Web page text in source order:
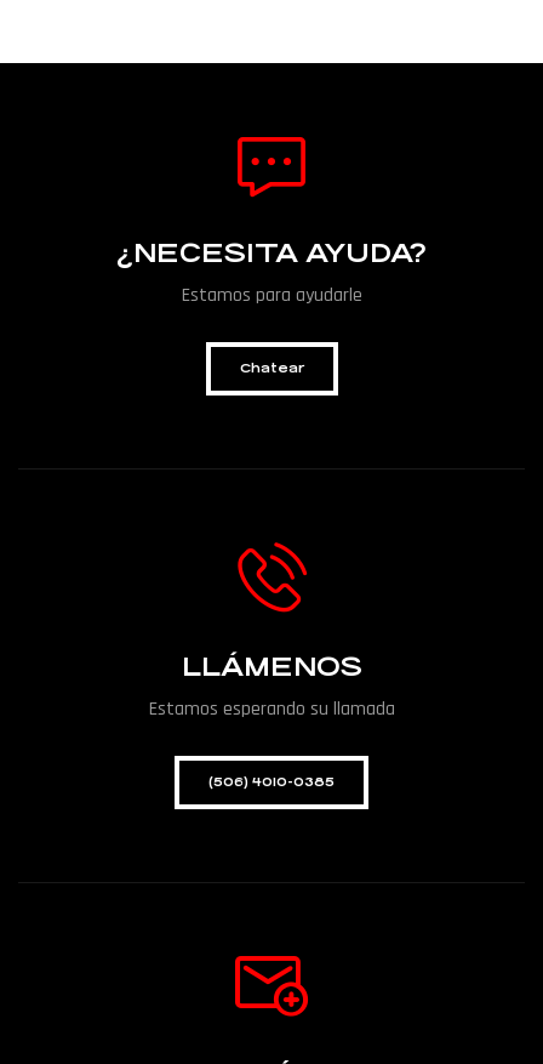
¿NECESITA AYUDA?
Estamos para ayudarle
Chatear
LLÁMENOS
Estamos esperando su llamada
(506) 4010-0385